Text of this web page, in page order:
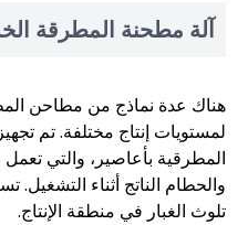
آلة مطحنة المطرقة
هناك عدة نماذج من مطاحن
لمستويات إنتاج مختلفة. تم
المطرقية بأعاصير، والتي
والحطام الناتج أثناء التشغيل.
تلوث الغبار في منطقة الإنتاج.